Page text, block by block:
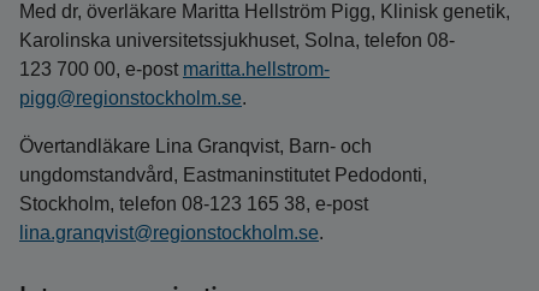
Med dr, överläkare Maritta Hellström Pigg, Klinisk genetik,
Karolinska universitetssjukhuset, Solna, telefon 08-
123 700 00, e-post maritta.hellstrom-
pigg@regionstockholm.se.
Övertandläkare Lina Granqvist, Barn- och
ungdomstandvård, Eastmaninstitutet Pedodonti,
Stockholm, telefon 08-123 165 38, e-post
lina.granqvist@regionstockholm.se.